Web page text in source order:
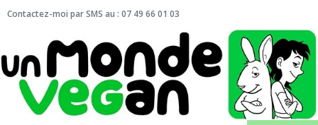
Contactez-moi par SMS au : 07 49 66 01 03